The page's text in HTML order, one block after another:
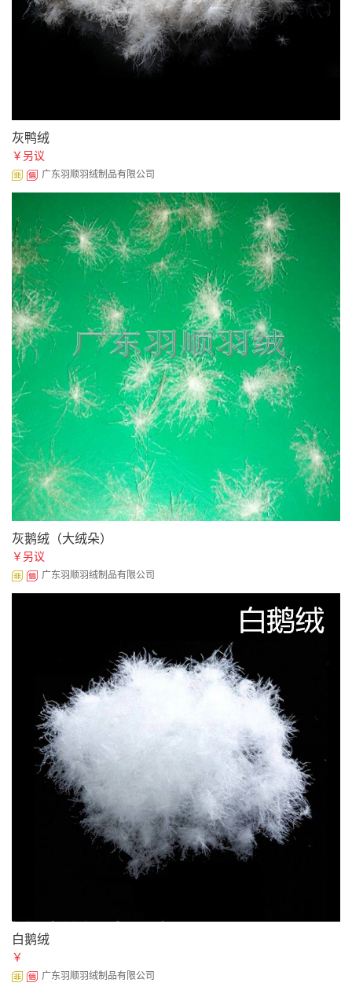
灰鸭绒
￥另议
广东羽顺羽绒制品有限公司
灰鹅绒（大绒朵）
￥另议
广东羽顺羽绒制品有限公司
白鹅绒
￥
广东羽顺羽绒制品有限公司